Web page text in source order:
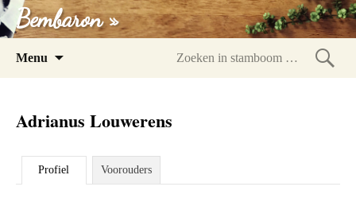
Bembaron »
Menu
Adrianus Louwerens
Profiel Voorouders